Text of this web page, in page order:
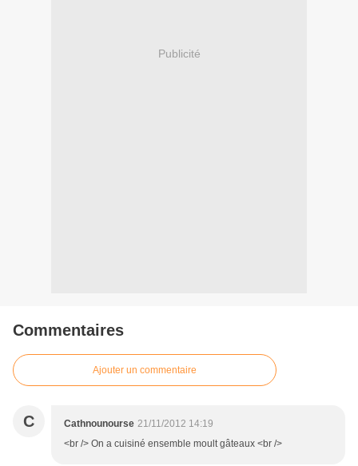
Publicité
Commentaires
Ajouter un commentaire
C Cathnounourse 21/11/2012 14:19
<br /> On a cuisiné ensemble moult gâteaux <br />